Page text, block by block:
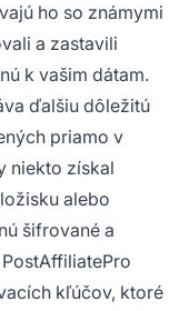
ho so známymi
a zastavili
k vašim dátam.
ďalšiu dôležitú
priamo v
niekto získal
alebo
šifrované a
kľúčov, ktoré